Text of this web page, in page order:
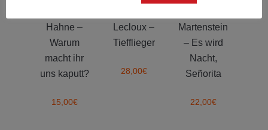
Hahne –
Warum
macht ihr
uns kaputt?
15,00€
Lecloux –
Tiefflieger
28,00€
Martenstein
– Es wird
Nacht,
Señorita
22,00€